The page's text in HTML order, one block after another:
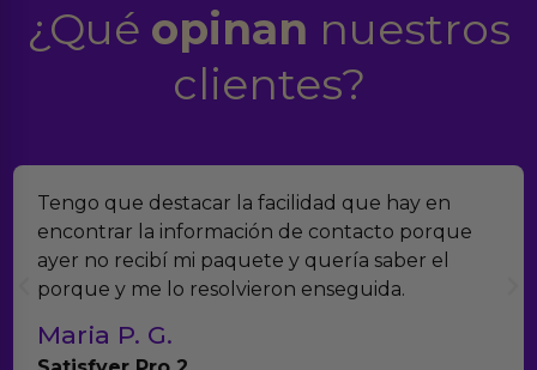
¿Qué opinan nuestros
clientes?
Tengo que destacar la facilidad que hay en
encontrar la información de contacto porque
ayer no recibí mi paquete y quería saber el
porque y me lo resolvieron enseguida.
Maria P. G.